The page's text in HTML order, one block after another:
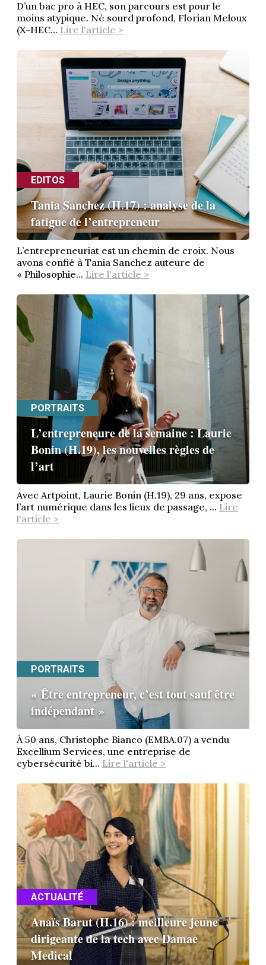
D’un bac pro à HEC, son parcours est pour le
moins atypique. Né sourd profond, Florian Meloux
(X-HEC... Lire l'article >
EDITOS
Tania Sanchez (H.17) : analyse de la
fatigue de l’entrepreneur
L’entrepreneuriat est un chemin de croix. Nous
avons confié à Tania Sanchez auteure de
« Philosophie... Lire l'article >
PORTRAITS
L’entrepreneure de la semaine : Laurie
Bonin (H.19), les nouvelles règles de
l’art
Avec Artpoint, Laurie Bonin (H.19), 29 ans, expose
l’art numérique dans les lieux de passage, ... Lire
l'article >
PORTRAITS
« Être entrepreneur, c’est tout sauf être
indépendant »
À 50 ans, Christophe Bianco (EMBA.07) a vendu
Excellium Services, une entreprise de
cybersécurité bi... Lire l'article >
ACTUALITÉ
Anaïs Barut (H.16) : meilleure jeune
dirigeante de la tech avec Damae
Medical